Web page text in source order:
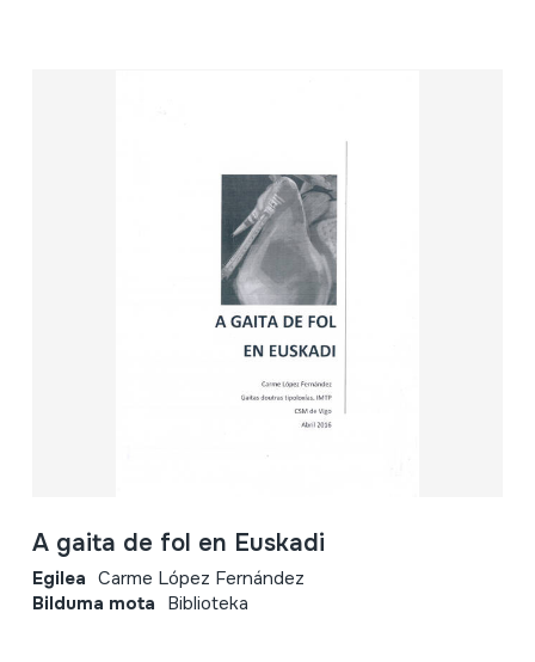
A gaita de fol en Euskadi
Egilea Carme López Fernández
Bilduma mota Biblioteka